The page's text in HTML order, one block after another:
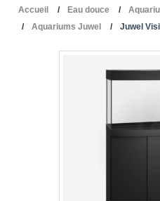
Accueil Eau douce
Aquariums Juwel
Juwel